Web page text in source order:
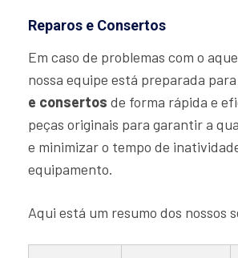
Reparos e Consertos
Em caso de problemas com o
nossa equipe está preparada
e consertos de forma rápida e
peças originais para garantir a
e minimizar o tempo de
equipamento.
Aqui está um resumo dos nossos